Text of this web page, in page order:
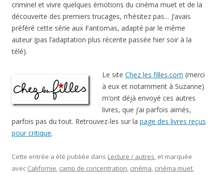
criminel et vivre quelques émotions du cinéma muet et de la
découverte des premiers trucages, n’hésitez pas… J’avais
préféré cette série aux Fantomas, adapté par le même
auteur (pas l’adaptation plus récente passée hier soir à la
télé).
Le site Chez les filles.com (merci
à eux et notamment à Suzanne)
m’ont déjà envoyé ces autres
livres, que j’ai parfois aimés,
parfois pas du tout. Retrouvez-les sur la page des livres reçus
pour critique.
Cette entrée a été publiée dans Lecture / autres, et marquée
avec Californie, camp de concentration, cinéma, cinéma muet,